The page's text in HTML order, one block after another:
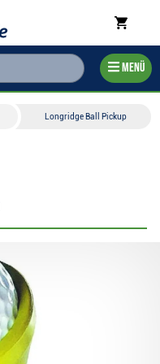
Menü
Longridge Ball Pickup